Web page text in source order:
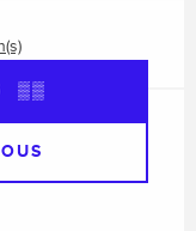
▒▒